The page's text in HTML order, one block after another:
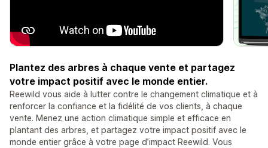
Plantez des arbres à chaque vente et partagez
votre impact positif avec le monde entier.
Reewild vous aide à lutter contre le changement climatique et à
renforcer la confiance et la fidélité de vos clients, à chaque
vente. Menez une action climatique simple et efficace en
plantant des arbres, et partagez votre impact positif avec le
monde entier grâce à votre page d’impact Reewild. Vous